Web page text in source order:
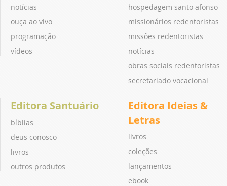
notícias
ouça ao vivo
programação
vídeos
hospedagem santo afonso
missionários redentoristas
missões redentoristas
notícias
obras sociais redentoristas
secretariado vocacional
Editora Santuário
bíblias
deus conosco
livros
outros produtos
Editora Ideias &
Letras
livros
coleções
lançamentos
ebook